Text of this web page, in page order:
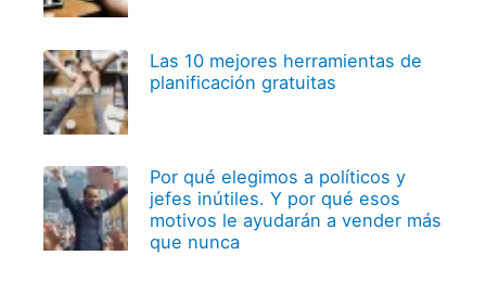
Las 10 mejores herramientas de
planificación gratuitas
Por qué elegimos a políticos y
jefes inútiles. Y por qué esos
motivos le ayudarán a vender más
que nunca